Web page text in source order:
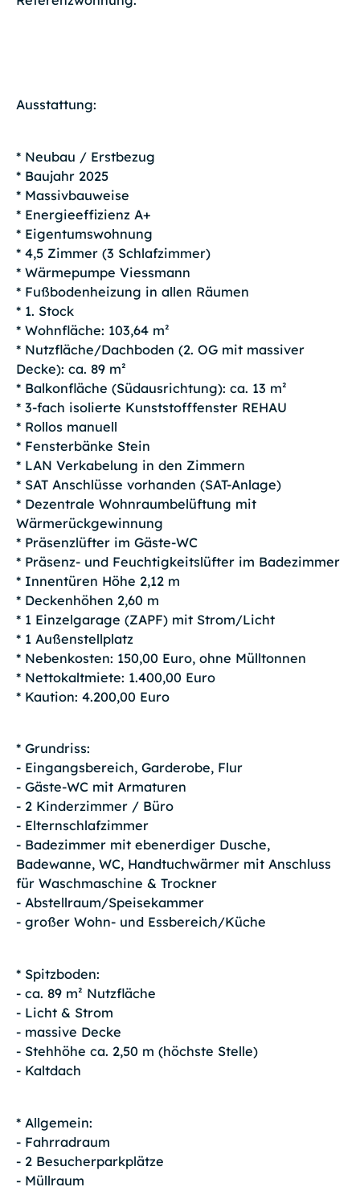
Ausstattung:
* Neubau / Erstbezug
* Baujahr 2025
* Massivbauweise
* Energieeffizienz A+
* Eigentumswohnung
* 4,5 Zimmer (3 Schlafzimmer)
* Wärmepumpe Viessmann
* Fußbodenheizung in allen Räumen
* 1. Stock
* Wohnfläche: 103,64 m²
* Nutzfläche/Dachboden (2. OG mit massiver
Decke): ca. 89 m²
* Balkonfläche (Südausrichtung): ca. 13 m²
* 3-fach isolierte Kunststofffenster REHAU
* Rollos manuell
* Fensterbänke Stein
* LAN Verkabelung in den Zimmern
* SAT Anschlüsse vorhanden (SAT-Anlage)
* Dezentrale Wohnraumbelüftung mit
Wärmerückgewinnung
* Präsenzlüfter im Gäste-WC
* Präsenz- und Feuchtigkeitslüfter im Badezimmer
* Innentüren Höhe 2,12 m
* Deckenhöhen 2,60 m
* 1 Einzelgarage (ZAPF) mit Strom/Licht
* 1 Außenstellplatz
* Nebenkosten: 150,00 Euro, ohne Mülltonnen
* Nettokaltmiete: 1.400,00 Euro
* Kaution: 4.200,00 Euro
* Grundriss:
- Eingangsbereich, Garderobe, Flur
- Gäste-WC mit Armaturen
- 2 Kinderzimmer / Büro
- Elternschlafzimmer
- Badezimmer mit ebenerdiger Dusche,
Badewanne, WC, Handtuchwärmer mit Anschluss
für Waschmaschine & Trockner
- Abstellraum/Speisekammer
- großer Wohn- und Essbereich/Küche
* Spitzboden:
- ca. 89 m² Nutzfläche
- Licht & Strom
- massive Decke
- Stehhöhe ca. 2,50 m (höchste Stelle)
- Kaltdach
* Allgemein:
- Fahrradraum
- 2 Besucherparkplätze
- Müllraum